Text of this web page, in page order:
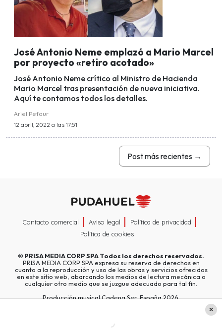
José Antonio Neme emplazó a Mario Marcel
por proyecto «retiro acotado»
José Antonio Neme crítico al Ministro de Hacienda
Mario Marcel tras presentación de nueva iniciativa.
Aquí te contamos todos los detalles.
Ariel Pefaur
12 abril, 2022 a las 17:51
Post más recientes →
Contacto comercial Aviso legal
Política de privacidad
Política de cookies
© PRISA MEDIA CORP SPATodos los derechos reservados.
PRISA MEDIA CORP SPA expresa su reserva de derechos en
cuanto a la reproducción y uso de las obras y servicios ofrecidos
en este sitio web, abarcando los medios de lectura mecánica o
cualquier otro medio que se juzgue adecuado para tal fin.
Producción musical Cadena Ser, España 2026.